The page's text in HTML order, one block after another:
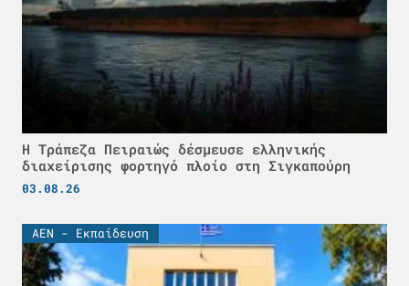
Η Τράπεζα Πειραιώς δέσμευσε ελληνικής
διαχείρισης φορτηγό πλοίο στη Σιγκαπούρη
03.08.26
ΑΕΝ - Εκπαίδευση